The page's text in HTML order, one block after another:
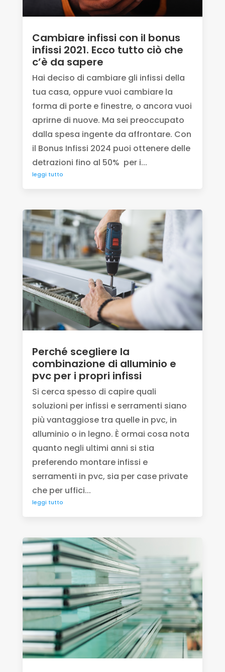
Cambiare infissi con il bonus
infissi 2021. Ecco tutto ciò che
c’è da sapere
Hai deciso di cambiare gli infissi della
tua casa, oppure vuoi cambiare la
forma di porte e finestre, o ancora vuoi
aprirne di nuove. Ma sei preoccupato
dalla spesa ingente da affrontare. Con
il Bonus Infissi 2024 puoi ottenere delle
detrazioni fino al 50% per i...
leggi tutto
Perché scegliere la
combinazione di alluminio e
pvc per i propri infissi
Si cerca spesso di capire quali
soluzioni per infissi e serramenti siano
più vantaggiose tra quelle in pvc, in
alluminio o in legno. È ormai cosa nota
quanto negli ultimi anni si stia
preferendo montare infissi e
serramenti in pvc, sia per case private
che per uffici...
leggi tutto